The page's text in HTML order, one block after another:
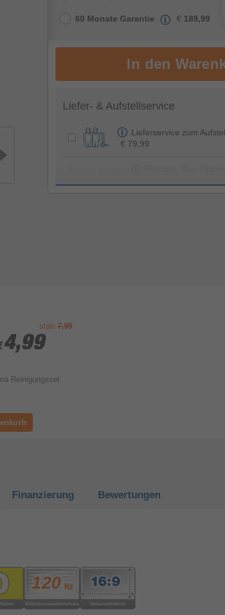
60 Monate Garantie € 189,99
Liefer- & Aufstellservice
Lieferservice zum
€ 79,99
Premium Plus
statt 7,99
4,99
4,99
Reinigungsset
Finanzierung Bewertungen